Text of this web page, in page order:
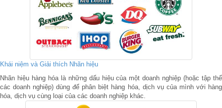
Khái niệm và Giải thích Nhãn hiệu
Nhãn hiệu hàng hóa là những dấu hiệu của một doanh nghiệp (hoặc tập thể
các doanh nghiệp) dùng để phân biệt hàng hóa, dịch vụ của mình với hàng
hóa, dịch vụ cùng loại của các doanh nghiệp khác.